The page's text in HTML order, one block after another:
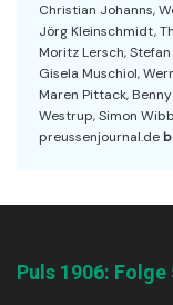
Christian Johanns,
Jörg Kleinschmidt,
Moritz Lersch,
Gisela Muschiol,
Maren Pittack,
Westrup, Simon
preussenjournal.de
Puls 1906: Folge